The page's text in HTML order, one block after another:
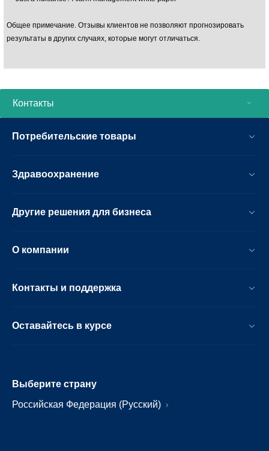
Общее примечание. Отзывы клиентов не позволяют прогнозировать
результаты в других случаях, которые могут отличаться.
Контакты
Потребительские товары
Здравоохранение
Другие решения для бизнеса
О компании
Контакты и поддержка
Оставайтесь в курсе
Выберите страну
Российская Федерация (Русский)